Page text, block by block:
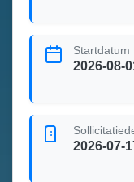
Startdatum
2026-08-
2026-07-